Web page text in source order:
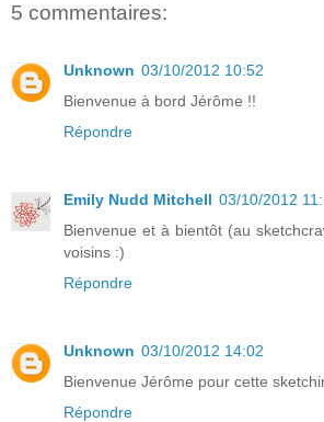
5 commentaires:
Unknown 03/10/2012 10:52
Bienvenue à bord Jérôme !!
Répondre
Emily Nudd Mitchell 03/10/2012
Bienvenue et à bientôt (au
voisins :)
Répondre
Unknown 03/10/2012 14:02
Bienvenue Jérôme pour cette
Répondre